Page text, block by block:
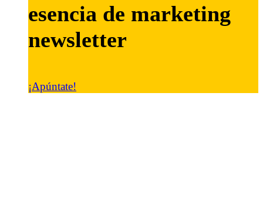
esencia de marketing
newsletter
¡Apúntate!